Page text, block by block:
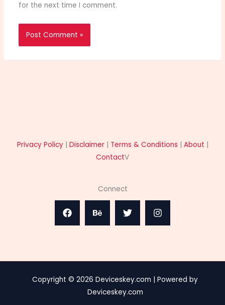
for the next time I comment.
Privacy Policy| Disclaimer| Terms & Conditions About
ContactV
Connect
Copyright © 2026 Deviceskey.com | Powered by
Deviceskey.com